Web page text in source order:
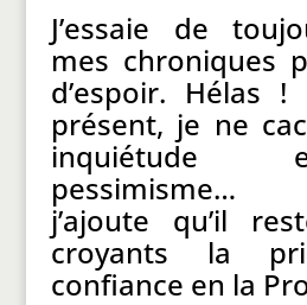
J’essaie de
mes chroniques
d’espoir. Hélas
présent, je ne
pessimisme…
j’ajoute qu’il
croyants la
confiance en la